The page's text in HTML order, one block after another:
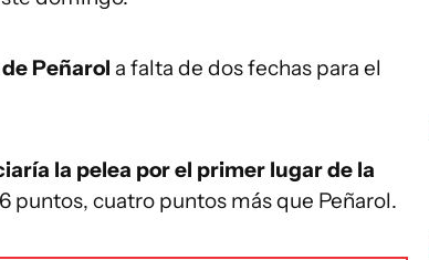
Peñarol a falta de dos fechas para el
la pelea por el primer lugar de la
puntos, cuatro puntos más que Peñarol.